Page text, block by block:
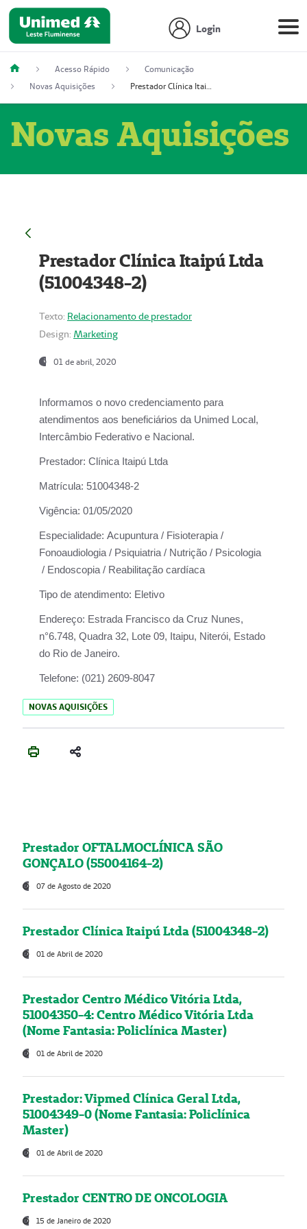
Login
Acesso Rápido
Comunicação
Novas Aquisições
Prestador Clínica Itaipú Ltda (51004348-2)
Novas Aquisições
Prestador Clínica Itaipú Ltda
(51004348-2)
Texto: Relacionamento de prestador
Design: Marketing
01 de abril, 2020
Informamos o novo credenciamento para
atendimentos aos beneficiários da Unimed Local,
Intercâmbio Federativo e Nacional.
Prestador: Clínica Itaipú Ltda
Matrícula: 51004348-2
Vigência: 01/05/2020
Especialidade: Acupuntura / Fisioterapia /
Fonoaudiologia / Psiquiatria / Nutrição / Psicologia
/ Endoscopia / Reabilitação cardíaca
Tipo de atendimento: Eletivo
Endereço: Estrada Francisco da Cruz Nunes,
n°6.748, Quadra 32, Lote 09, Itaipu, Niterói, Estado
do Rio de Janeiro.
Telefone: (021) 2609-8047
NOVAS AQUISIÇÕES
Prestador OFTALMOCLÍNICA SÃO
GONÇALO (55004164-2)
07 de Agosto de 2020
Prestador Clínica Itaipú Ltda (51004348-2)
01 de Abril de 2020
Prestador Centro Médico Vitória Ltda,
51004350-4: Centro Médico Vitória Ltda
(Nome Fantasia: Policlínica Master)
01 de Abril de 2020
Prestador: Vipmed Clínica Geral Ltda,
51004349-0 (Nome Fantasia: Policlínica
Master)
01 de Abril de 2020
Prestador CENTRO DE ONCOLOGIA
15 de Janeiro de 2020